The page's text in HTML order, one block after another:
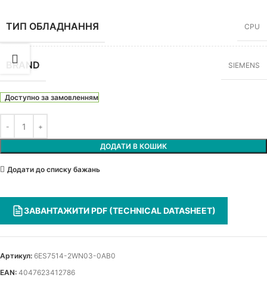
ТИП ОБЛАДНАННЯ CPU
BRAND SIEMENS
Доступно за замовленням
ДОДАТИ В КОШИК
Додати до списку бажань
ЗАВАНТАЖИТИ PDF (TECHNICAL DATASHEET)
EAN: 4047623412786
Артикул: 6ES7514-2WN03-0AB0